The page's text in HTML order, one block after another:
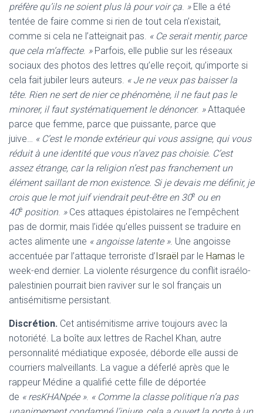
préfère qu’ils ne soient plus là pour voir ça. »Elle a été
tentée de faire comme si rien de tout cela n’existait,
comme si cela ne l’atteignait pas. « Ce serait mentir, parce
que cela m’affecte. »Parfois, elle publie sur les réseaux
sociaux des photos des lettres qu’elle reçoit, qu’importe si
cela fait jubiler leurs auteurs. « Je ne veux pas baisser la
tête. Rien ne sert de nier ce phénomène, il ne faut pas le
minorer, il faut systématiquement le dénoncer. »Attaquée
parce que femme, parce que puissante, parce que
juive… « C’est le monde extérieur qui vous assigne, qui vous
réduit à une identité que vous n’avez pas choisie. C’est
assez étrange, car la religion n’est pas franchement un
élément saillant de mon existence. Si je devais me définir, je
crois que le mot juif viendrait peut-être en 30e ou en
40e position. »Ces attaques épistolaires ne l’empêchent
pas de dormir, mais l’idée qu’elles puissent se traduire en
actes alimente une « angoisse latente ». Une angoisse
accentuée par l’attaque terroriste d’Israël par le Hamas le
week-end dernier. La violente résurgence du conflit israélo-
palestinien pourrait bien raviver sur le sol français un
antisémitisme persistant.
Discrétion. Cet antisémitisme arrive toujours avec la
notoriété. La boîte aux lettres de Rachel Khan, autre
personnalité médiatique exposée, déborde elle aussi de
courriers malveillants. La vague a déferlé après que le
rappeur Médine a qualifié cette fille de déportée
de « resKHANpée ». « Comme la classe politique n’a pas